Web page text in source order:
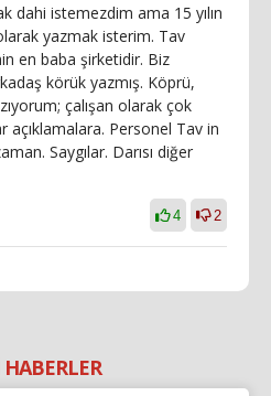
dahi istemezdim ama 15 yılın
yazmak isterim. Tav
en baba şirketidir. Biz
körük yazmış. Köprü,
çalışan olarak çok
açıklamalara. Personel Tav in
Saygılar. Darısı diğer
4 2